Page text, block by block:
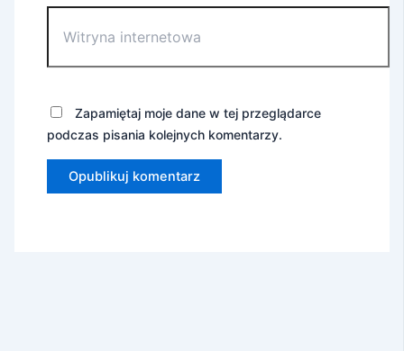
internetowa
Zapamiętaj moje dane w tej przeglądarce
podczas pisania kolejnych komentarzy.